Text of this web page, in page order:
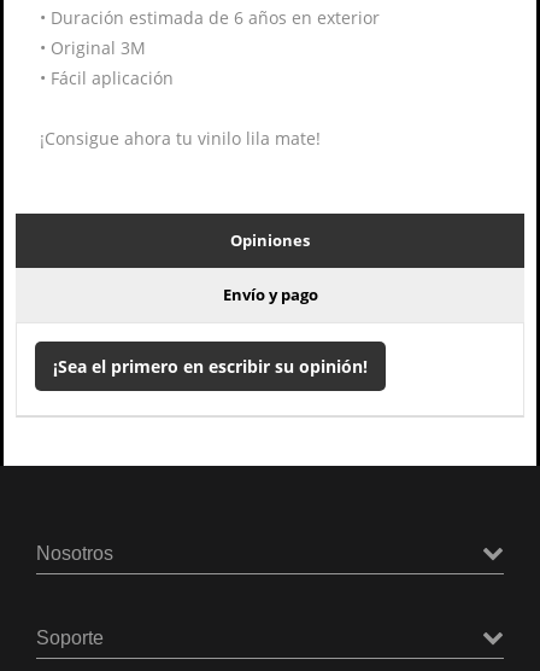
• Duración estimada de 6 años en exterior
• Original 3M
• Fácil aplicación
¡Consigue ahora tu vinilo lila mate!
Opiniones
Envío y pago
¡Sea el primero en escribir su opinión!
Nosotros
Soporte